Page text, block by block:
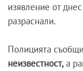
изявление от
разраснали.
Полицията
неизвестност, а